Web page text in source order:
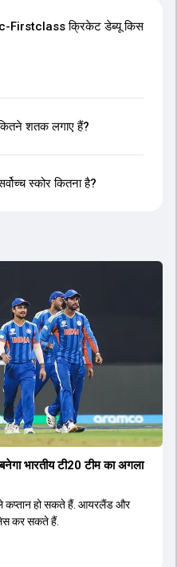
Firstclass क्रिकेट डेब्यू किस
शतक लगाए हैं?
स्कोर कितना है?
भारतीय टी20 टीम का अगला
कप्तान हो सकते हैं. आयरलैंड और
कर सकते हैं.